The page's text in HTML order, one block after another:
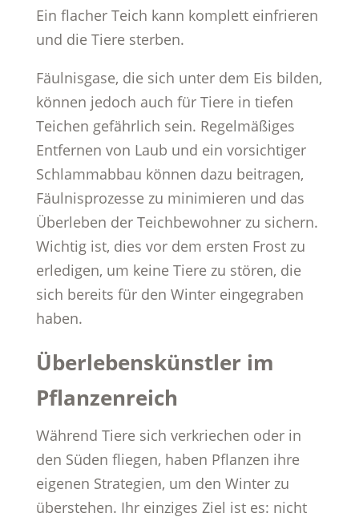
Ein flacher Teich kann komplett einfrieren
und die Tiere sterben.
Fäulnisgase, die sich unter dem Eis bilden,
können jedoch auch für Tiere in tiefen
Teichen gefährlich sein. Regelmäßiges
Entfernen von Laub und ein vorsichtiger
Schlammabbau können dazu beitragen,
Fäulnisprozesse zu minimieren und das
Überleben der Teichbewohner zu sichern.
Wichtig ist, dies vor dem ersten Frost zu
erledigen, um keine Tiere zu stören, die
sich bereits für den Winter eingegraben
haben.
Überlebenskünstler im
Pflanzenreich
Während Tiere sich verkriechen oder in
den Süden fliegen, haben Pflanzen ihre
eigenen Strategien, um den Winter zu
überstehen. Ihr einziges Ziel ist es: nicht